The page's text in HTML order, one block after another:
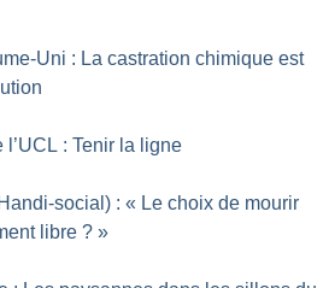
Uni : La castration chimique est
l’UCL : Tenir la ligne
social) : « Le choix de mourir
libre ? »